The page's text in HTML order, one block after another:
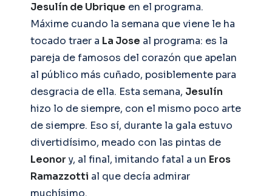
Jesulín de Ubrique en el programa.
Máxime cuando la semana que viene le ha
tocado traer a La Jose al programa: es la
pareja de famosos del corazón que apelan
al público más cuñado, posiblemente para
desgracia de ella. Esta semana, Jesulín
hizo lo de siempre, con el mismo poco arte
de siempre. Eso sí, durante la gala estuvo
divertidísimo, meado con las pintas de
Leonor y, al final, imitando fatal a un Eros
Ramazzotti al que decía admirar